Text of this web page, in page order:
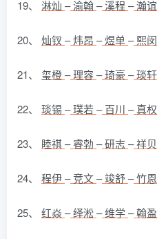
19、 淋灿 –渝翰–溪程 –瀚谊
20、 灿钗 –炜昂 –煜单–熙闵
21、 玺橙–理容 –琦豪–琰轩
22、 琰锡 –璞若–百川 –真权
23、 睦祺–睿勃 –研志–祥贝
24、 程伊–竞文–竣舒–竹恩
25、 红焱 –绎淞–维学–翰盈